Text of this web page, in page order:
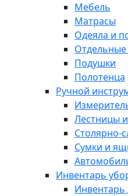
Мебель
Матрасы
Одеяла и
Подушки
Полотенца
Ручной
Лестницы
Столярно-
Сумки и
Инвентарь
Инвентарь